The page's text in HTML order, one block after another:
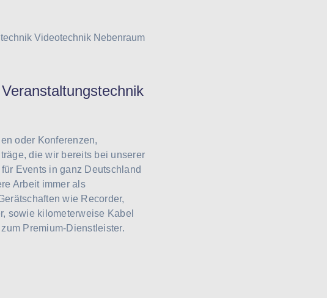
oder Konferenzen,
die wir bereits bei unserer
Events in ganz Deutschland
Arbeit immer als
wie Recorder,
sowie kilometerweise Kabel
Premium-Dienstleister.